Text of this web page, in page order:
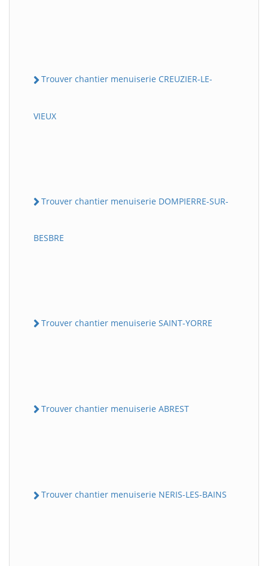
Trouver chantier menuiserie CREUZIER-LE-
VIEUX
Trouver chantier menuiserie DOMPIERRE-SUR-
BESBRE
Trouver chantier menuiserie SAINT-YORRE
Trouver chantier menuiserie ABREST
Trouver chantier menuiserie NERIS-LES-BAINS